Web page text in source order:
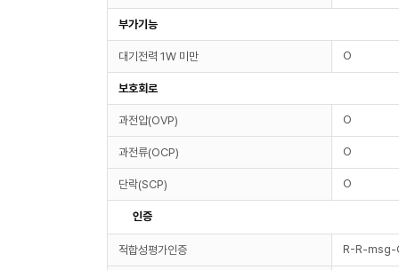
부가기능
대기전력 1W 미만 O
보호회로
과전압(OVP) O
과전류(OCP) O
단락(SCP) O
인증
적합성평가인증 R-R-